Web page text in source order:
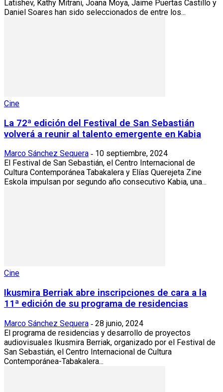
Latishev, Kathy Mitrani, Joana Moya, Jaime Puertas Castillo y
Daniel Soares han sido seleccionados de entre los...
Cine
La 72ª edición del Festival de San Sebastián
volverá a reunir al talento emergente en Kabia
Marco Sánchez Sequera - 10 septiembre, 2024
El Festival de San Sebastián, el Centro Internacional de
Cultura Contemporánea Tabakalera y Elías Querejeta Zine
Eskola impulsan por segundo año consecutivo Kabia, una...
Cine
Ikusmira Berriak abre inscripciones de cara a la
11ª edición de su programa de residencias
Marco Sánchez Sequera - 28 junio, 2024
El programa de residencias y desarrollo de proyectos
audiovisuales Ikusmira Berriak, organizado por el Festival de
San Sebastián, el Centro Internacional de Cultura
Contemporánea-Tabakalera...